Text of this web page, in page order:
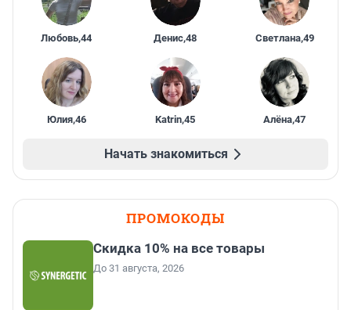
Любовь,44 Денис,48 Светлана,49
Юлия,46 Katrin,45 Алёна,47
Начать знакомиться
ПРОМОКОДЫ
Скидка 10% на все товары
До 31 августа, 2026